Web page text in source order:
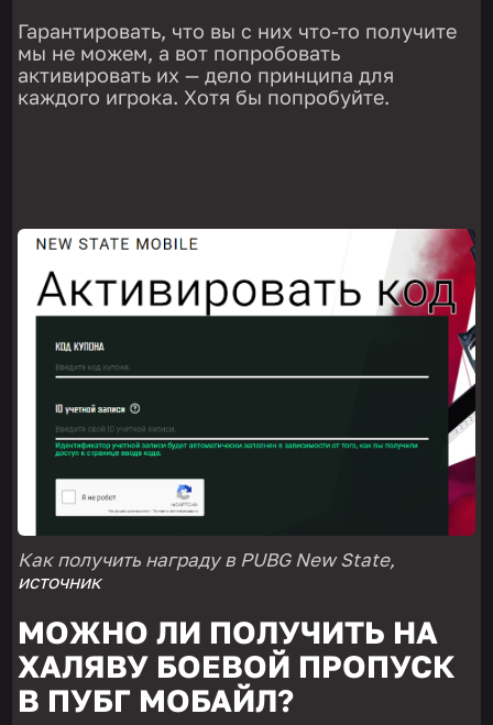
Гарантировать, что вы с них что-то получите
мы не можем, а вот попробовать
активировать их — дело принципа для
каждого игрока. Хотя бы попробуйте.
Как получить награду в PUBG New State,
источник
МОЖНО ЛИ ПОЛУЧИТЬ НА
ХАЛЯВУ БОЕВОЙ ПРОПУСК
В ПУБГ МОБАЙЛ?